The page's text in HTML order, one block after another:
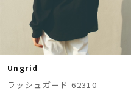
Ungrid
ラッシュガード 62310